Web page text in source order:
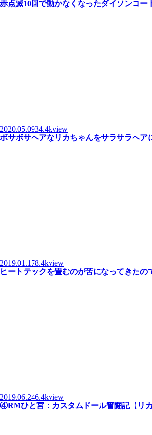
赤点滅10回で動かなくなったダイソンコー
2020.05.0934.4kview
ボサボサヘアなリカちゃんをサラサラヘア
2019.01.178.4kview
ヒートテックを畳むのが苦になってきたの
2019.06.246.4kview
④RMひと宮：カスタムドール奮闘記【リ